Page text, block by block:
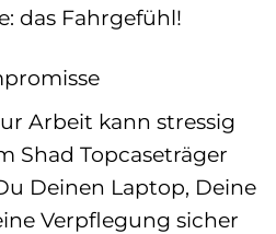
das Fahrgefühl!
Arbeit kann stressig
Shad Topcaseträger
Deinen Laptop, Deine
Verpflegung sicher